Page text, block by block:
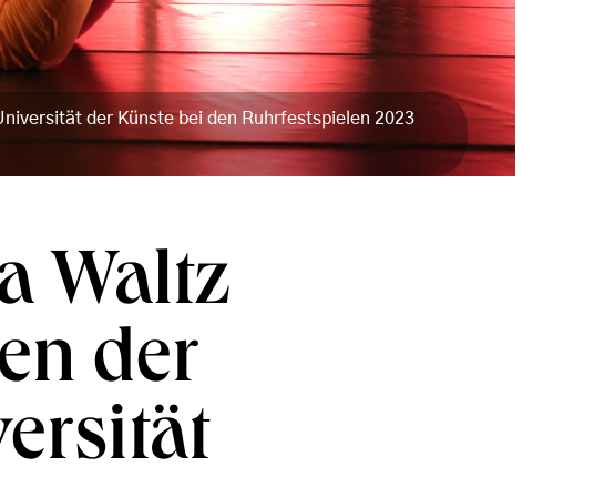
der Künste bei den Ruhrfestspielen 2023
Waltz
der